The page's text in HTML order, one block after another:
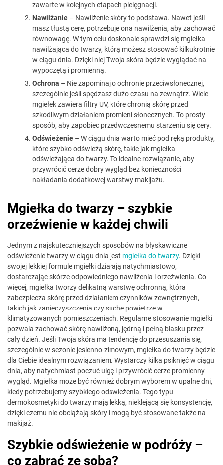
zawarte w kolejnych etapach pielęgnacji.
Nawilżanie – Nawilżenie skóry to podstawa. Nawet jeśli
masz tłustą cerę, potrzebuje ona nawilżenia, aby zachować
równowagę. W tym celu doskonale sprawdzi się mgiełka
nawilżająca do twarzy, którą możesz stosować kilkukrotnie
w ciągu dnia. Dzięki niej Twoja skóra będzie wyglądać na
wypoczętą i promienną.
Ochrona – Nie zapominaj o ochronie przeciwsłonecznej,
szczególnie jeśli spędzasz dużo czasu na zewnątrz. Wiele
mgiełek zawiera filtry UV, które chronią skórę przed
szkodliwym działaniem promieni słonecznych. To prosty
sposób, aby zapobiec przedwczesnemu starzeniu się cery.
Odświeżenie – W ciągu dnia warto mieć pod ręką produkty,
które szybko odświeżą skórę, takie jak mgiełka
odświeżająca do twarzy. To idealne rozwiązanie, aby
przywrócić cerze dobry wygląd bez konieczności
nakładania dodatkowej warstwy makijażu.
Mgiełka do twarzy – szybkie
orzeźwienie w każdej chwili
Jednym z najskuteczniejszych sposobów na błyskawiczne
odświeżenie twarzy w ciągu dnia jest mgiełka do twarzy. Dzięki
swojej lekkiej formule mgiełki działają natychmiastowo,
dostarczając skórze odpowiedniego nawilżenia i orzeźwienia. Co
więcej, mgiełka tworzy delikatną warstwę ochronną, która
zabezpiecza skórę przed działaniem czynników zewnętrznych,
takich jak zanieczyszczenia czy suche powietrze w
klimatyzowanych pomieszczeniach. Regularne stosowanie mgiełki
pozwala zachować skórę nawilżoną, jędrną i pełną blasku przez
cały dzień. Jeśli Twoja skóra ma tendencję do przesuszania się,
szczególnie w sezonie jesienno-zimowym, mgiełka do twarzy będzie
dla Ciebie idealnym rozwiązaniem. Wystarczy kilka psiknięć w ciągu
dnia, aby natychmiast poczuć ulgę i przywrócić cerze promienny
wygląd. Mgiełka może być również dobrym wyborem w upalne dni,
kiedy potrzebujemy szybkiego odświeżenia. Tego typu
dermokosmetyki do twarzy mają lekką, nieklejącą się konsystencję,
dzięki czemu nie obciążają skóry i mogą być stosowane także na
makijaż.
Szybkie odświeżenie w podróży –
co zabrać ze sobą?